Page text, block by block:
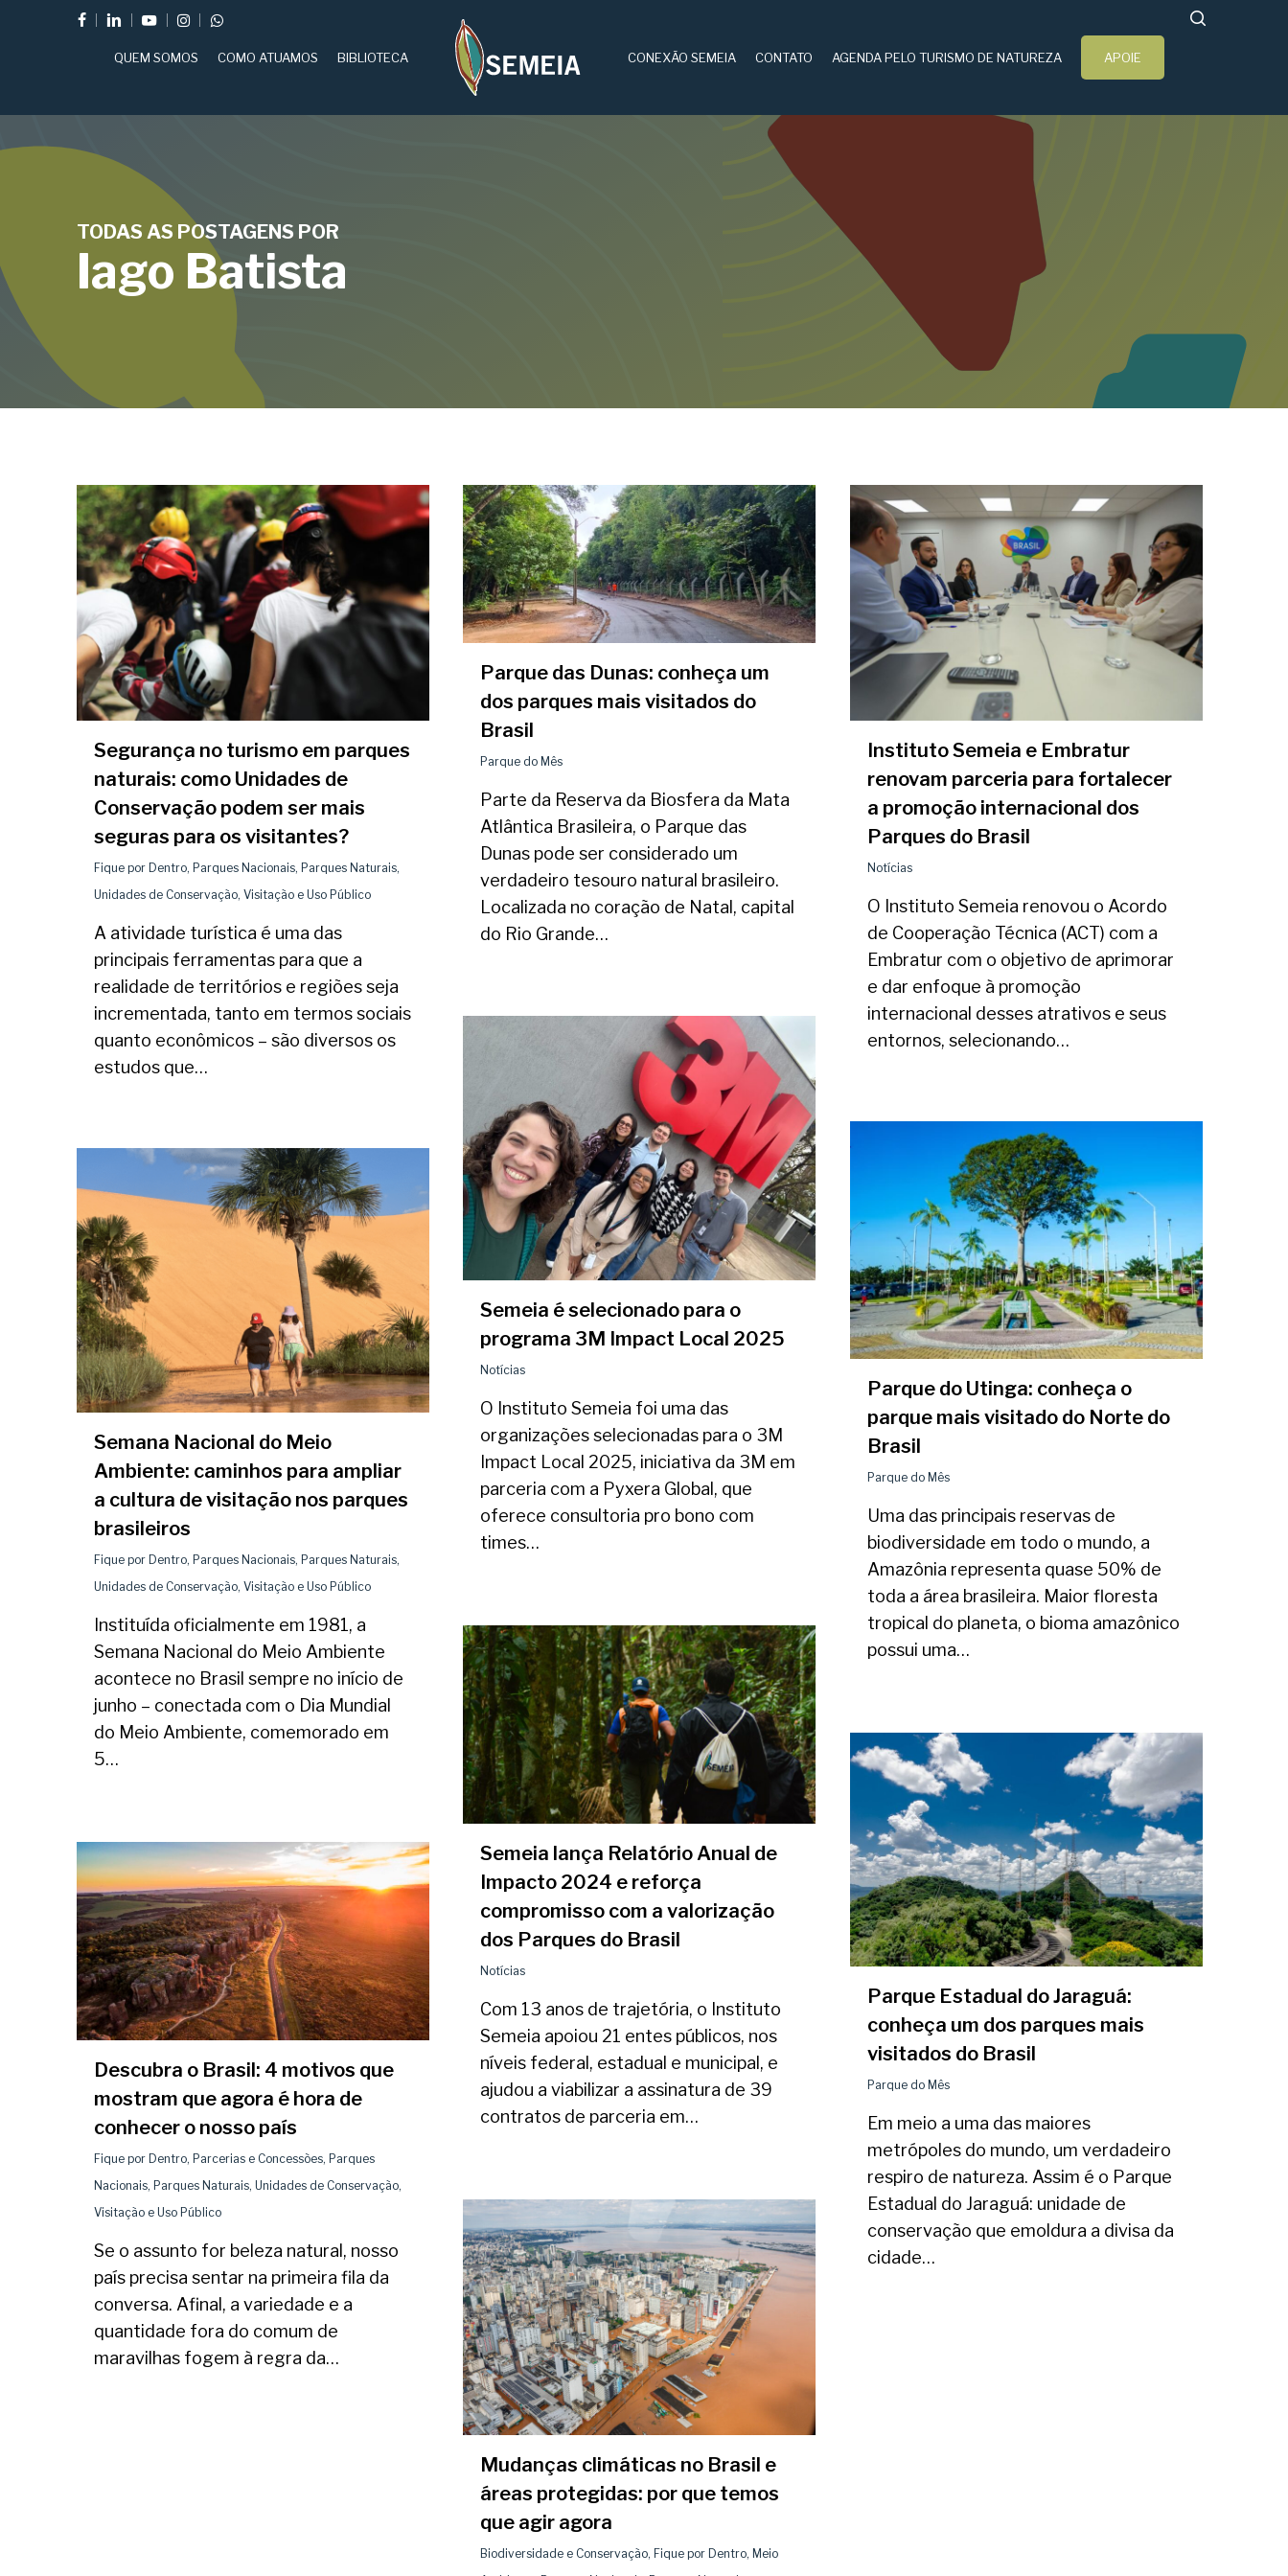
FACEBOOKLINKEDINYOUTUBEINSTAGRAMWHATSAPP
Aperte enter para pesquisar ou ESC para fechar
QUEM SOMOS COMO ATUAMOS BIBLIOTECA CONEXÃO SEMEIA CONTATO AGENDA PELO TURISMO DE NATUREZA APOIE
TODAS AS POSTAGENS POR
Iago Batista
Segurança no turismo em parques
naturais: como Unidades de
Conservação podem ser mais
seguras para os visitantes?
Fique por Dentro, Parques Nacionais, Parques Naturais,
Unidades de Conservação, Visitação e Uso Público
A atividade turística é uma das
principais ferramentas para que a
realidade de territórios e regiões seja
incrementada, tanto em termos sociais
quanto econômicos – são diversos os
estudos que…
Parque das Dunas: conheça um
dos parques mais visitados do
Brasil
Parque do Mês
Parte da Reserva da Biosfera da Mata
Atlântica Brasileira, o Parque das
Dunas pode ser considerado um
verdadeiro tesouro natural brasileiro.
Localizada no coração de Natal, capital
do Rio Grande…
Instituto Semeia e Embratur
renovam parceria para fortalecer
a promoção internacional dos
Parques do Brasil
Notícias
O Instituto Semeia renovou o Acordo
de Cooperação Técnica (ACT) com a
Embratur com o objetivo de aprimorar
e dar enfoque à promoção
internacional desses atrativos e seus
entornos, selecionando…
Semeia é selecionado para o
programa 3M Impact Local 2025
Notícias
O Instituto Semeia foi uma das
organizações selecionadas para o 3M
Impact Local 2025, iniciativa da 3M em
parceria com a Pyxera Global, que
oferece consultoria pro bono com
times…
Parque do Utinga: conheça o
parque mais visitado do Norte do
Brasil
Parque do Mês
Uma das principais reservas de
biodiversidade em todo o mundo, a
Amazônia representa quase 50% de
toda a área brasileira. Maior floresta
tropical do planeta, o bioma amazônico
possui uma…
Semana Nacional do Meio
Ambiente: caminhos para ampliar
a cultura de visitação nos parques
brasileiros
Fique por Dentro, Parques Nacionais, Parques Naturais,
Unidades de Conservação, Visitação e Uso Público
Instituída oficialmente em 1981, a
Semana Nacional do Meio Ambiente
acontece no Brasil sempre no início de
junho – conectada com o Dia Mundial
do Meio Ambiente, comemorado em
5…
Semeia lança Relatório Anual de
Impacto 2024 e reforça
compromisso com a valorização
dos Parques do Brasil
Notícias
Com 13 anos de trajetória, o Instituto
Semeia apoiou 21 entes públicos, nos
níveis federal, estadual e municipal, e
ajudou a viabilizar a assinatura de 39
contratos de parceria em…
Parque Estadual do Jaraguá:
conheça um dos parques mais
visitados do Brasil
Parque do Mês
Em meio a uma das maiores
metrópoles do mundo, um verdadeiro
respiro de natureza. Assim é o Parque
Estadual do Jaraguá: unidade de
conservação que emoldura a divisa da
cidade…
Descubra o Brasil: 4 motivos que
mostram que agora é hora de
conhecer o nosso país
Fique por Dentro, Parcerias e Concessões, Parques
Nacionais, Parques Naturais, Unidades de Conservação,
Visitação e Uso Público
Se o assunto for beleza natural, nosso
país precisa sentar na primeira fila da
conversa. Afinal, a variedade e a
quantidade fora do comum de
maravilhas fogem à regra da…
Mudanças climáticas no Brasil e
áreas protegidas: por que temos
que agir agora
Biodiversidade e Conservação, Fique por Dentro, Meio